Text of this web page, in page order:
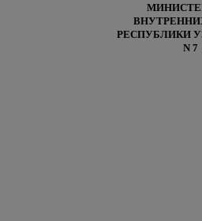
РЕСПУБЛИКИ
N 7